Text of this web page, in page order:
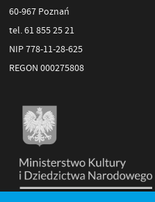
60-967 Poznań
tel. 61 855 25 21
NIP 778-11-28-625
REGON 000275808